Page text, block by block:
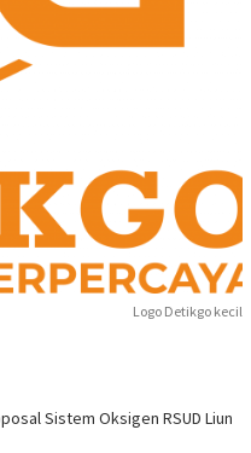
Logo Detikgo kecil
Sistem Oksigen RSUD Liun